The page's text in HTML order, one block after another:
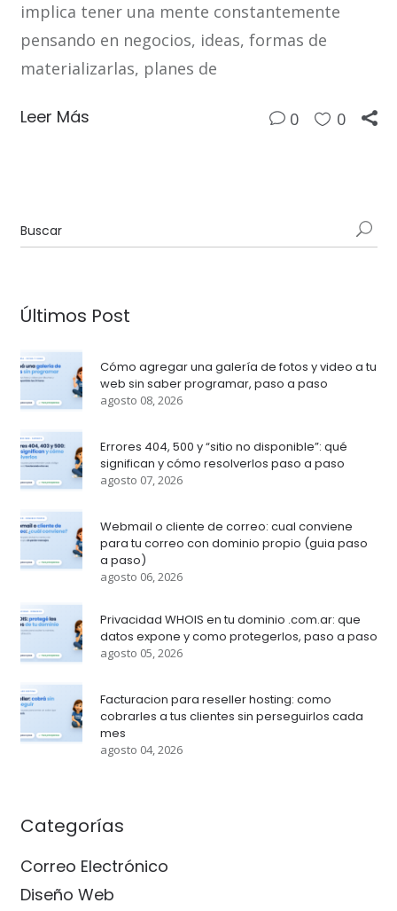
implica tener una mente constantemente
pensando en negocios, ideas, formas de
materializarlas, planes de
Leer Más 0 0
Últimos Post
Cómo agregar una galería de fotos y video a tu
web sin saber programar, paso a paso
agosto 08, 2026
Errores 404, 500 y “sitio no disponible”: qué
significan y cómo resolverlos paso a paso
agosto 07, 2026
Webmail o cliente de correo: cual conviene
para tu correo con dominio propio (guia paso
a paso)
agosto 06, 2026
Privacidad WHOIS en tu dominio .com.ar: que
datos expone y como protegerlos, paso a paso
agosto 05, 2026
Facturacion para reseller hosting: como
cobrarles a tus clientes sin perseguirlos cada
mes
agosto 04, 2026
Categorías
Correo Electrónico
Diseño Web